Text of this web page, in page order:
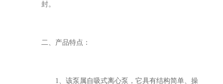
封。
二、产品特点：
1、该泵属自吸式离心泵，它具有结构简单、操